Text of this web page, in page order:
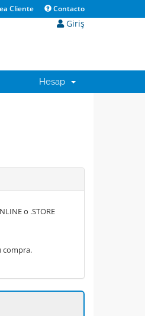
Cliente Contacto
Giriş
Hesap
o .STORE
compra.